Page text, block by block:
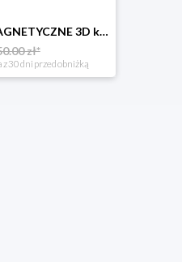
KLOCKI MAGNETYCZNE 3D konstrukcyjne DUŻE Zestaw XXL Magnetic Tiles 109 el.
zł*
30 dni przed obniżką